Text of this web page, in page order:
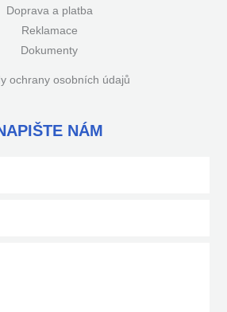
Doprava a platba
Reklamace
Dokumenty
ochrany osobních údajů
NÁM